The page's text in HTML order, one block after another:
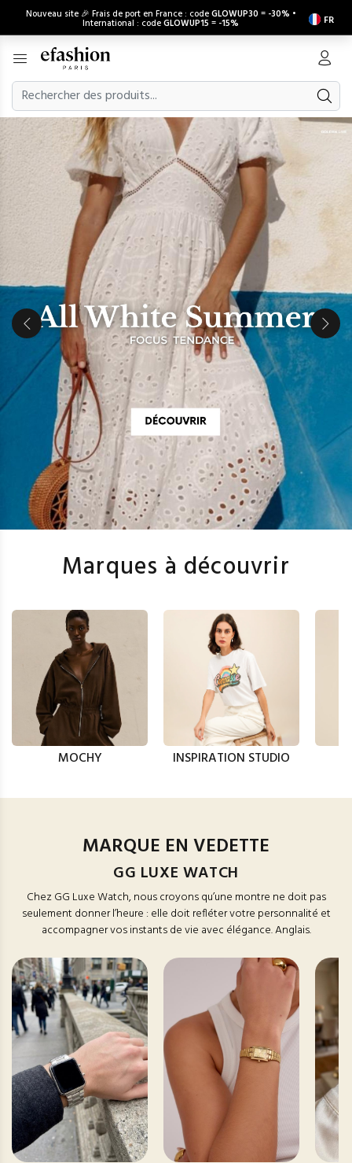
Nouveau site 🎉 Frais de port en France : codeGLOWUP30 = -30% •
International : codeGLOWUP15 = -15% FR
Marques à découvrir
MOCHY INSPIRATION STUDIO
MARQUE EN VEDETTE
GG LUXE WATCH
Chez GG Luxe Watch, nous croyons qu’une montre ne doit pas
seulement donner l’heure : elle doit refléter votre personnalité et
accompagner vos instants de vie avec élégance. Anglais.